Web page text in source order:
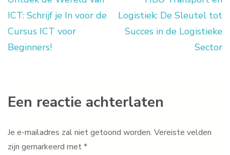
ICT: Schrijf je In voor de
Cursus ICT voor
Beginners!
Logistiek: De Sleutel tot
Succes in de Logistieke
Sector
Een reactie achterlaten
Je e-mailadres zal niet getoond worden. Vereiste velden
zijn gemarkeerd met*